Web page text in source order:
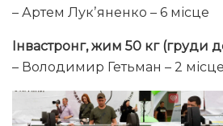
– Артем Лукʼяненко – 6 місце
Інвастронг, жим 50 кг (груди
– Володимир Гетьман – 2 місце